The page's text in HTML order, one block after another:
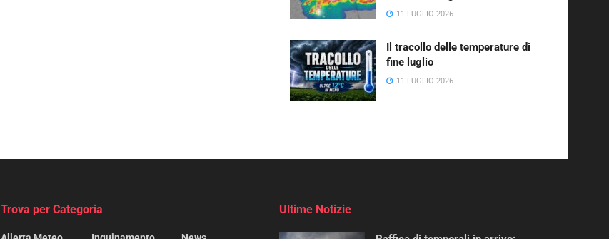
11 LUGLIO 2026
Il tracollo delle temperature di
fine luglio
11 LUGLIO 2026
Trova per Categoria Ultime Notizie